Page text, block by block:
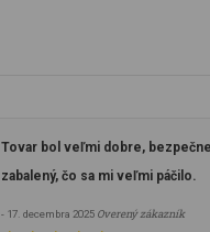
Tovar bol veľmi dobre, bezpečne
zabalený, čo sa mi veľmi páčilo.
- 17. decembra 2025 Overený zákazník